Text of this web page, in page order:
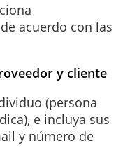
acuerdo con las
y cliente
(persona
e incluya sus
y número de